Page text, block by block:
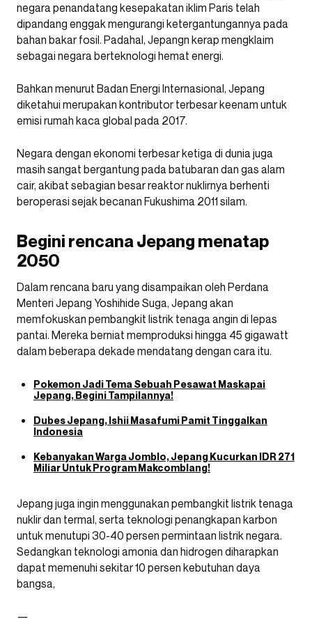
negara penandatang kesepakatan iklim Paris telah
dipandang enggak mengurangi ketergantungannya pada
bahan bakar fosil. Padahal, Jepangn kerap mengklaim
sebagai negara berteknologi hemat energi.
Bahkan menurut Badan Energi Internasional, Jepang
diketahui merupakan kontributor terbesar keenam untuk
emisi rumah kaca global pada 2017.
Negara dengan ekonomi terbesar ketiga di dunia juga
masih sangat bergantung pada batubaran dan gas alam
cair, akibat sebagian besar reaktor nuklirnya berhenti
beroperasi sejak becanan Fukushima 2011 silam.
Begini rencana Jepang menatap
2050
Dalam rencana baru yang disampaikan oleh Perdana
Menteri Jepang Yoshihide Suga, Jepang akan
memfokuskan pembangkit listrik tenaga angin di lepas
pantai. Mereka berniat memproduksi hingga 45 gigawatt
dalam beberapa dekade mendatang dengan cara itu.
Pokemon Jadi Tema Sebuah Pesawat Maskapai
Jepang, Begini Tampilannya!
Dubes Jepang, Ishii Masafumi Pamit Tinggalkan
Indonesia
Kebanyakan Warga Jomblo, Jepang Kucurkan IDR 271
Miliar Untuk Program Makcomblang!
Jepang juga ingin menggunakan pembangkit listrik tenaga
nuklir dan termal, serta teknologi penangkapan karbon
untuk menutupi 30-40 persen permintaan listrik negara.
Sedangkan teknologi amonia dan hidrogen diharapkan
dapat memenuhi sekitar 10 persen kebutuhan daya
bangsa,